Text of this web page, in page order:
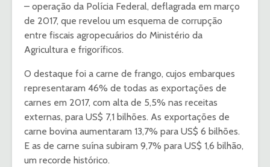
– operação da Polícia Federal, deflagrada em março
de 2017, que revelou um esquema de corrupção
entre fiscais agropecuários do Ministério da
Agricultura e frigoríficos.
O destaque foi a carne de frango, cujos embarques
representaram 46% de todas as exportações de
carnes em 2017, com alta de 5,5% nas receitas
externas, para US$ 7,1 bilhões. As exportações de
carne bovina aumentaram 13,7% para US$ 6 bilhões.
E as de carne suína subiram 9,7% para US$ 1,6 bilhão,
um recorde histórico.